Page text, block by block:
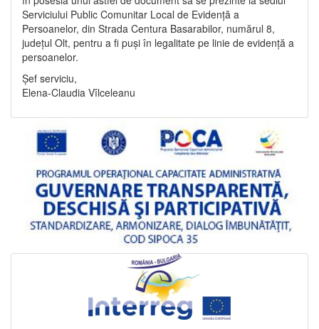
Serviciului Public Comunitar Local de Evidență a
Persoanelor, din Strada Centura Basarabilor, numărul 8,
județul Olt, pentru a fi puși în legalitate pe linie de evidență a
persoanelor.
Șef serviciu,
Elena-Claudia Vîlceleanu